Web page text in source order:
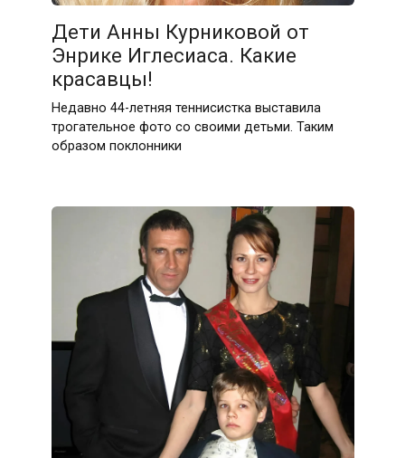
Дети Анны Курниковой от
Энрике Иглесиаса. Какие
красавцы!
Недавно 44-летняя теннисистка выставила
трогательное фото со своими детьми. Таким
образом поклонники